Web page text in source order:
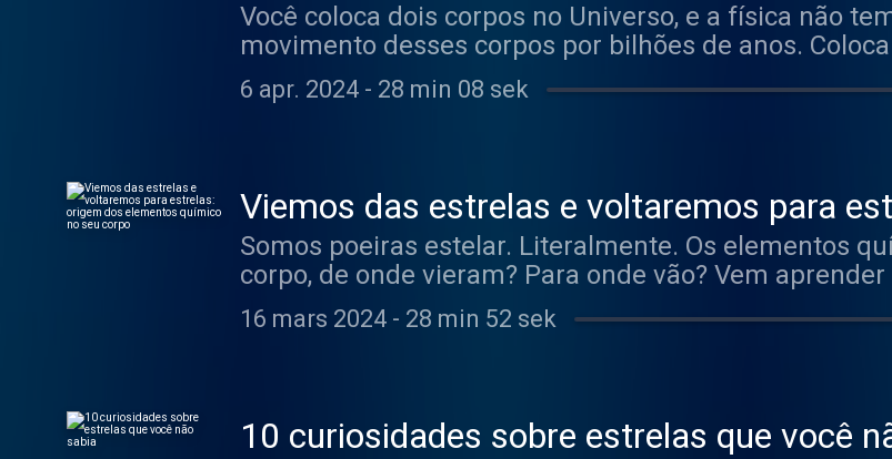
Você coloca dois corpos no Universo, e a física não
movimento desses corpos por bilhões de anos.
Vem entender o problema de três corpos com a
6 apr. 2024 - 28 min 08 sek
Viemos das estrelas e voltaremos para
elementos químico no seu corpo
Somos poeiras estelar. Literalmente. Os elementos
corpo, de onde vieram? Para onde vão? Vem
minutos a origem dos elementos químicos do seu
16 mars 2024 - 28 min 52 sek
10 curiosidades sobre estrelas que você